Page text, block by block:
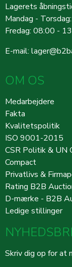
Lagerets
Mandag -
Fredag: 08:00 -
E-mail:
OM OS
Medarbejdere
Fakta
Kvalitetspolitik
ISO 9001-2015
CSR Politik & UN
Compact
Privatlivs &
Rating B2B
D-mærke - B2B
Ledige stillinger
Skriv dig op for at